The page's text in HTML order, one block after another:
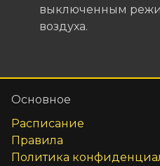
выключенным
воздуха.
Основное
Расписание
Правила
Политика